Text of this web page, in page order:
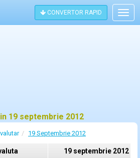
CONVERTOR RAPID
19 septembrie 2012
19 Septembrie 2012
19 septembrie 2012